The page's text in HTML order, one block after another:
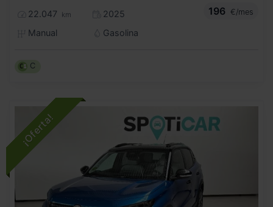
22.047 km
2025
Manual
Gasolina
196
€/mes
C